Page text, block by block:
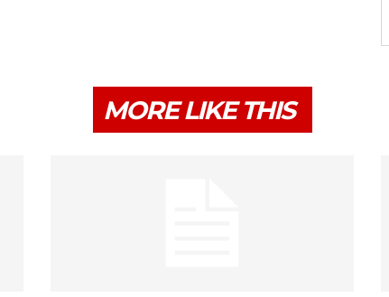
MORE LIKE THIS